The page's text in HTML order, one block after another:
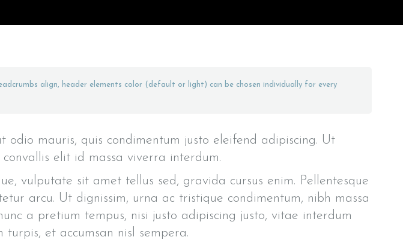
align, header elements color (default or light) can be chosen individually for every
mauris, quis condimentum justo eleifend adipiscing. Ut
elit id massa viverra interdum.
vulputate sit amet tellus sed, gravida cursus enim. Pellentesque
arcu. Ut dignissim, urna ac tristique condimentum, nibh massa
a pretium tempus, nisi justo adipiscing justo, vitae interdum
et accumsan nisl sempera.